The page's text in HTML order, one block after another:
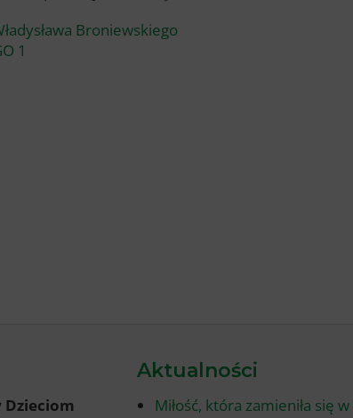
Broniewskiego
1
Dzieciom
Aktualności
Miłość, która zamieniła się